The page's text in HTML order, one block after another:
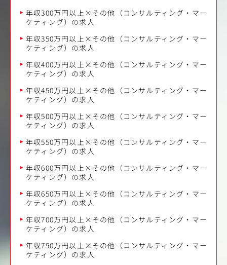
年収300万円以上×その他（コンサルティング・マー
ケティング）の求人
年収350万円以上×その他（コンサルティング・マー
ケティング）の求人
年収400万円以上×その他（コンサルティング・マー
ケティング）の求人
年収450万円以上×その他（コンサルティング・マー
ケティング）の求人
年収500万円以上×その他（コンサルティング・マー
ケティング）の求人
年収550万円以上×その他（コンサルティング・マー
ケティング）の求人
年収600万円以上×その他（コンサルティング・マー
ケティング）の求人
年収650万円以上×その他（コンサルティング・マー
ケティング）の求人
年収700万円以上×その他（コンサルティング・マー
ケティング）の求人
年収750万円以上×その他（コンサルティング・マー
ケティング）の求人